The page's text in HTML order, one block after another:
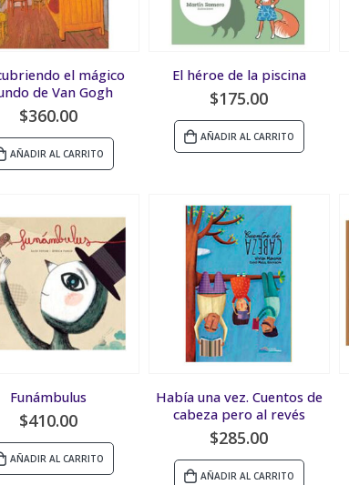
el mágico
de Van Gogh
$360.00
AÑADIR AL CARRITO
El héroe de la piscina
$175.00
AÑADIR AL CARRITO
Funámbulus
$410.00
AÑADIR AL CARRITO
Había una vez. Cuentos de
cabeza pero al revés
$285.00
AÑADIR AL CARRITO